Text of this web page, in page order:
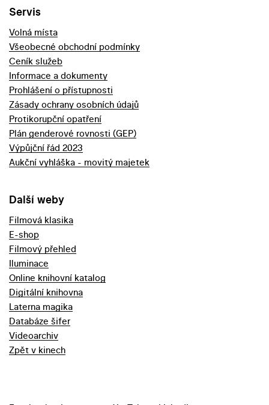
Servis
Volná místa
Všeobecné obchodní podmínky
Ceník služeb
Informace a dokumenty
Prohlášení o přístupnosti
Zásady ochrany osobních údajů
Protikorupční opatření
Plán genderové rovnosti (GEP)
Výpůjční řád 2023
Aukční vyhláška - movitý majetek
Další weby
Filmová klasika
E-shop
Filmový přehled
Iluminace
Online knihovní katalog
Digitální knihovna
Laterna magika
Databáze šifer
Videoarchiv
Zpět v kinech